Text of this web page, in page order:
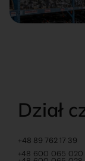
Dział
+48 89 762 17 39
+48 600 065 020